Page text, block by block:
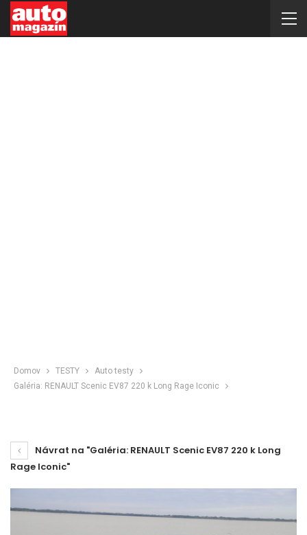
Domov TESTY
Auto testy
Galéria: RENAULT Scenic EV87 220 k Long Rage Iconic
Návrat na "Galéria: RENAULT Scenic EV87 220 k Long
Rage Iconic"